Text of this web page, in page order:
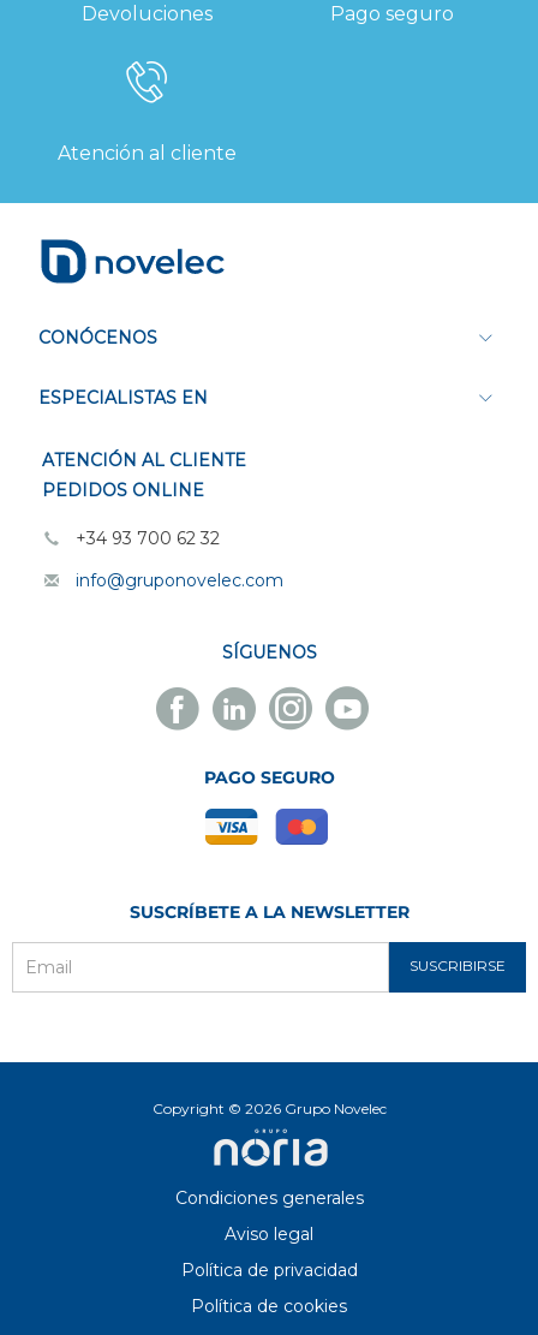
Devoluciones Pago seguro
Atención al cliente
CONÓCENOS
ESPECIALISTAS EN
ATENCIÓN AL CLIENTE
PEDIDOS ONLINE
+34 93 700 62 32
info@gruponovelec.com
SÍGUENOS
Facebook
Novelec
Linkedin
Novelec
Instagram
Novelec
Youtube
Novelec
PAGO SEGURO
SUSCRÍBETE A LA NEWSLETTER
SUSCRIBIRSE
Copyright © 2026 Grupo Novelec
Condiciones generales
Aviso legal
Política de privacidad
Política de cookies